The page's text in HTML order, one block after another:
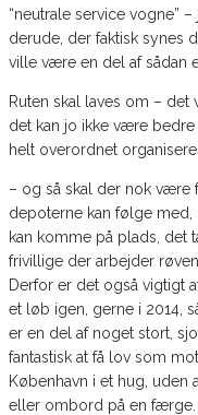
“neutrale service vogne”
derude, der faktisk synes
ville være en del af sådan
Ruten skal laves om –
det kan jo ikke være
helt overordnet
– og så skal der nok
depoterne kan følge
kan komme på plads, det
frivillige der arbejder
Derfor er det også vigtigt
et løb igen, gerne i 2014,
er en del af noget stort,
fantastisk at få lov som
København i et hug,
eller ombord på en færge.